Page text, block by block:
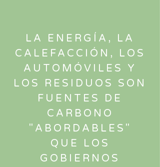
LA ENERGÍA, LA
CALEFACCIÓN, LOS
AUTOMÓVILES Y
LOS RESIDUOS SON
FUENTES DE
CARBONO
"ABORDABLES"
QUE LOS
GOBIERNOS